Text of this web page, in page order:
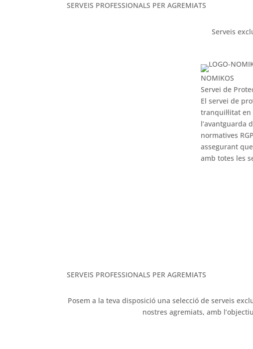
SERVEIS PROFESSIONALS PER AGREMIATS
Serveis
NOMIKOS
Servei de
El servei de
tranquil·litat
l’avantguarda
normatives
assegurant
amb totes les
SERVEIS PROFESSIONALS PER AGREMIATS
Posem a la teva disposició una selecció de serveis
nostres agremiats, amb